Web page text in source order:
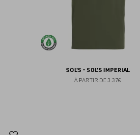
SOL'S - SOL'S IMPERIAL
À PARTIR DE 3.37€